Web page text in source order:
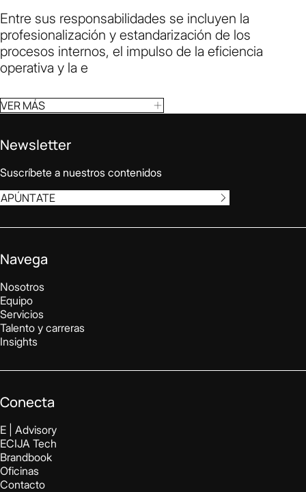
Entre sus responsabilidades se incluyen la
profesionalización y estandarización de los
procesos internos, el impulso de la eficiencia
operativa y la e
VER MÁS
Newsletter
Suscríbete a nuestros contenidos
APÚNTATE
Navega
Nosotros
Equipo
Servicios
Talento y carreras
Insights
Conecta
E | Advisory
ECIJA Tech
Brandbook
Oficinas
Contacto